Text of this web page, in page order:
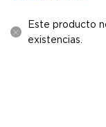
Este producto
existencias.